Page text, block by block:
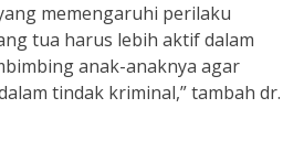
memengaruhi perilaku
tua harus lebih aktif dalam
anak-anaknya agar
tindak kriminal,” tambah dr.